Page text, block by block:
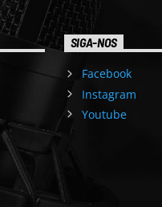
SIGA-NOS
Facebook
Instagram
Youtube